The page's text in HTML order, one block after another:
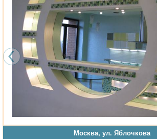
Москва, ул. Яблочкова